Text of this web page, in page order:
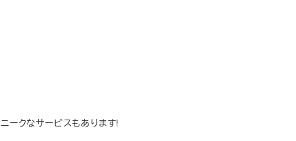
ークなサービスもあります!